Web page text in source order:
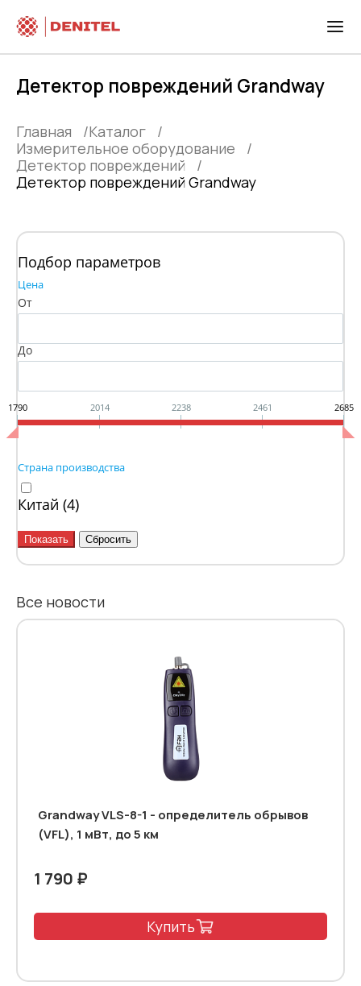
Детектор повреждений Grandway
Главная
Каталог
Измерительное оборудование
Детектор повреждений
Детектор повреждений Grandway
Подбор параметров
Цена
От
До
1790 2014 2238 2461 2685
Страна производства
Китай (4)
Все новости
Grandway VLS-8-1 - определитель обрывов
(VFL), 1 мВт, до 5 км
1 790 ₽
Купить